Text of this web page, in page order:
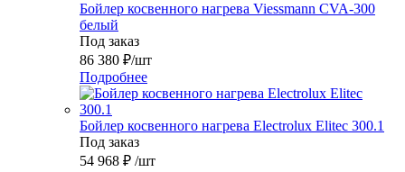
Бойлер косвенного нагрева Viessmann CVA-300
белый
Под заказ
86 380 ₽/шт
Подробнее
Бойлер косвенного нагрева Electrolux Elitec 300.1
Под заказ
54 968 ₽ /шт